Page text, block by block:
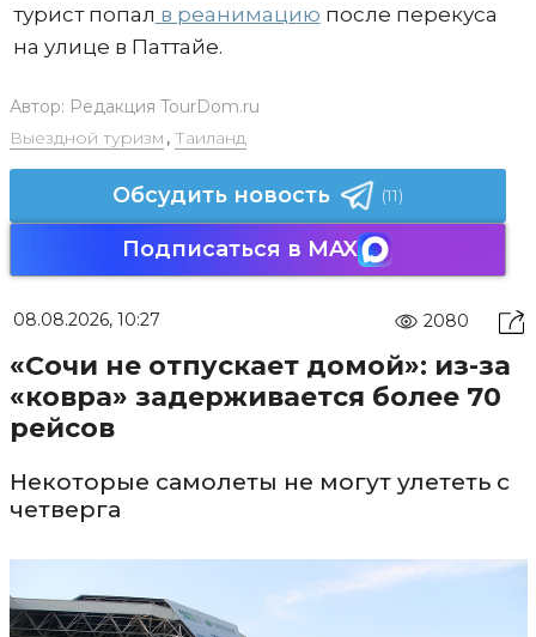
турист попал в реанимацию после перекуса
на улице в Паттайе.
Автор: Редакция TourDom.ru
Выездной туризм , Таиланд
Обсудить новость (11)
Подписаться в MAX
08.08.2026, 10:27 2080
«Сочи не отпускает домой»: из-за
«ковра» задерживается более 70
рейсов
Некоторые самолеты не могут улететь с
четверга